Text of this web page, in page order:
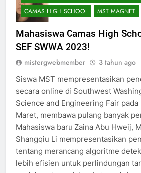
BAHASA INGGRIS CAMAS HIGH SCHOOL
CAMAS HIGH SCHOOL
Mahasiswa Camas High
Siswa MST mempresentasikan
secara online di Southwest
Science and Engineering Fair pada
Maret, membawa pulang banyak
Mahasiswa baru Zaina Abu Hweij,
Shangqiu Li mempresentasikan
tentang merancang algoritme